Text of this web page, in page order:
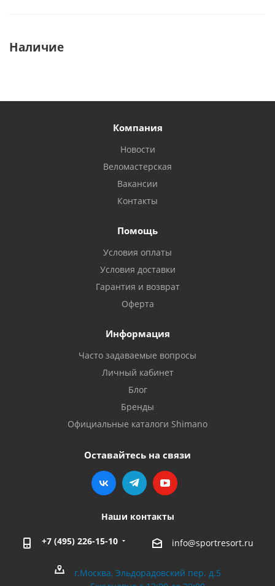
Наличие
Компания
Новости
Веломастерская
Вакансии
Контакты
Помощь
Условия оплаты
Условия доставки
Гарантия и возврат
Оферта
Информация
Часто задаваемые вопросы
Личный кабинет
Блог
Бренды
Официальные каталоги Shimano
Оставайтесь на связи
Наши контакты
+7 (495) 226-15-10 info@sportresort.ru
г.Москва, Эльдорадовский пер. д.5